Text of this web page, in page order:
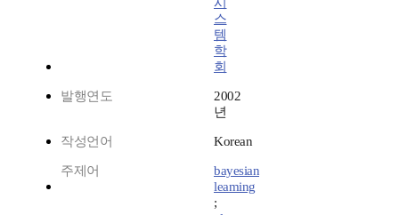
시
스
템
학
회
발행연도
2002
년
작성언어 Korean
주제어
bayesian
leaming
;